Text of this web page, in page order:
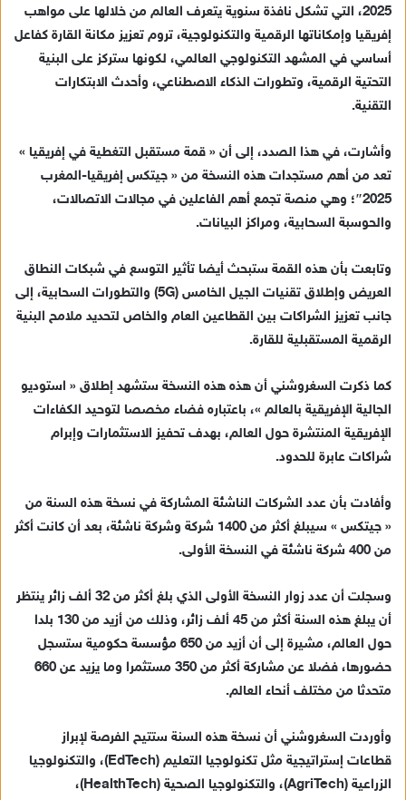
ل
ك
ت
2025، التي تشكل نافذة سنوية يتعرف العالم من خلالها على مواهب
إفريقيا وإمكاناتها الرقمية والتكنولوجية، تروم تعزيز مكانة القارة كفاعل
أساسي في المشهد التكنولوجي العالمي، لكونها ستركز على البنية
التحتية الرقمية، وتطورات الذكاء الاصطناعي، وأحدث الابتكارات
التقنية.
وأشارت، في هذا الصدد، إلى أن « قمة مستقبل التغطية في إفريقيا »
تعد من أهم مستجدات هذه النسخة من « جيتكس إفريقيا-المغرب
2025″؛ وهي منصة تجمع أهم الفاعلين في مجالات الاتصالات،
والحوسبة السحابية، ومراكز البيانات.
وتابعت بأن هذه القمة ستبحث أيضا تأثير التوسع في شبكات النطاق
العريض وإطلاق تقنيات الجيل الخامس (5G) والتطورات السحابية، إلى
جانب تعزيز الشراكات بين القطاعين العام والخاص لتحديد ملامح البنية
الرقمية المستقبلية للقارة.
كما ذكرت السغروشني أن هذه هذه النسخة ستشهد إطلاق « استوديو
الجالية الإفريقية بالعالم »، باعتباره فضاء مخصصا لتوحيد الكفاءات
الإفريقية المنتشرة حول العالم، بهدف تحفيز الاستثمارات وإبرام
شراكات عابرة للحدود.
وأفادت بأن عدد الشركات الناشئة المشاركة في نسخة هذه السنة من
« جيتكس » سيبلغ أكثر من 1400 شركة وشركة ناشئة، بعد أن كانت أكثر
من 400 شركة ناشئة في النسخة الأولى.
وسجلت أن عدد زوار النسخة الأولى الذي بلغ أكثر من 32 ألف زائر ينتظر
أن يبلغ هذه السنة أكثر من 45 ألف زائر، وذلك من أزيد من 130 بلدا
حول العالم، مشيرة إلى أن أزيد من 650 مؤسسة حكومية ستسجل
حضورها، فضلا عن مشاركة أكثر من 350 مستثمرا وما يزيد عن 660
متحدثا من مختلف أنحاء العالم.
وأوردت السغروشني أن نسخة هذه السنة ستتيح الفرصة لإبراز
قطاعات إستراتيجية مثل تكنولوجيا التعليم (EdTech)، والتكنولوجيا
الزراعية (AgriTech)، والتكنولوجيا الصحية (HealthTech)،